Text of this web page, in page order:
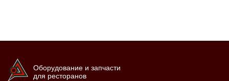
Оборудование и запчасти
для ресторанов